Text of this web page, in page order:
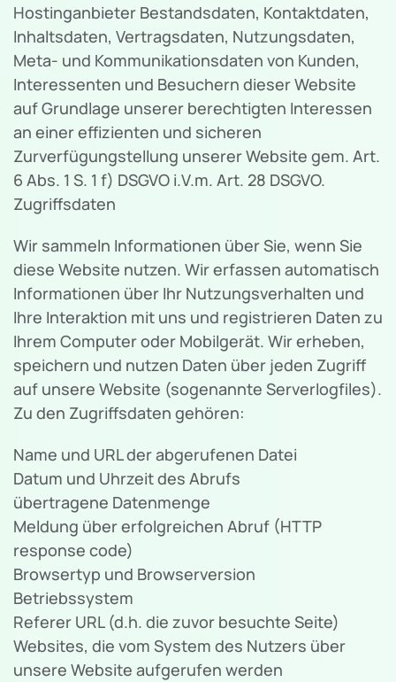
Hostinganbieter Bestandsdaten, Kontaktdaten,
Inhaltsdaten, Vertragsdaten, Nutzungsdaten,
Meta- und Kommunikationsdaten von Kunden,
Interessenten und Besuchern dieser Website
auf Grundlage unserer berechtigten Interessen
an einer effizienten und sicheren
Zurverfügungstellung unserer Website gem. Art.
6 Abs. 1 S. 1 f) DSGVO i.V.m. Art. 28 DSGVO.
Zugriffsdaten
Wir sammeln Informationen über Sie, wenn Sie
diese Website nutzen. Wir erfassen automatisch
Informationen über Ihr Nutzungsverhalten und
Ihre Interaktion mit uns und registrieren Daten zu
Ihrem Computer oder Mobilgerät. Wir erheben,
speichern und nutzen Daten über jeden Zugriff
auf unsere Website (sogenannte Serverlogfiles).
Zu den Zugriffsdaten gehören:
Name und URL der abgerufenen Datei
Datum und Uhrzeit des Abrufs
übertragene Datenmenge
Meldung über erfolgreichen Abruf (HTTP
response code)
Browsertyp und Browserversion
Betriebssystem
Referer URL (d.h. die zuvor besuchte Seite)
Websites, die vom System des Nutzers über
unsere Website aufgerufen werden